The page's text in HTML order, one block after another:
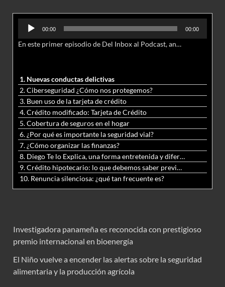
Reproductor
audio
00:00 00:00
En este primer episodio de Del Inbox al Podcast, analizamos junto al abogado Jonathan Brown las nuevas conductas delictivas cibernéticas y la necesidad de hacer modificaciones al Código Penal.
1. Nuevas conductas delictivas
2. Ciberseguridad ¿Cómo nos protegemos?
3. Buen uso de la tarjeta de crédito
4. Crédito modificado: Tarjeta de Crédito
5. Cobertura de seguros en el hogar
6. ¿Por qué es importante la seguridad vial?
7. ¿Cómo organizar las finanzas?
8. Diego Te lo Explica, una forma entretenida y diferente de aprender matemáticas y ciencias
9. Crédito hipotecario: lo que debemos saber previo a adquirir nuestra vivienda
10. Renuncia silenciosa: ¿qué tan frecuente es?
Investigadora panameña es reconocida con prestigioso
premio internacional en bioenergía
El Niño vuelve a encender las alertas sobre la seguridad
alimentaria y la producción agrícola